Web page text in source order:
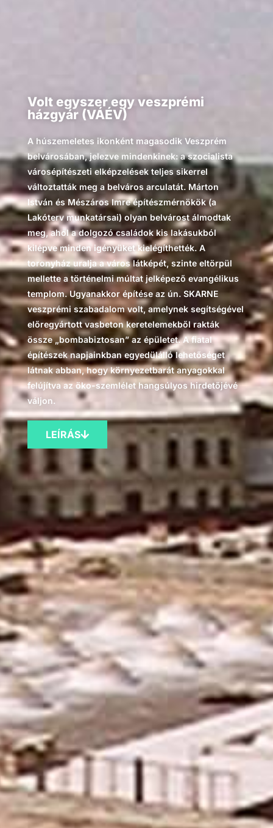
Volt egyszer egy veszprémi
házgyár (VÁÉV)
A húszemeletes ikonként magasodik Veszprém
belvárosában, jelezve mindenkinek: a szocialista
városépítészeti elképzelések teljes sikerrel
változtatták meg a belváros arculatát. Márton
István és Mészáros Imre építészmérnökök (a
Lakóterv munkatársai) olyan belvárost álmodtak
meg, ahol a dolgozó családok kis lakásukból
kilépve minden igényüket kielégíthették. A
toronyház uralja a város látképét, szinte eltörpül
mellette a történelmi múltat jelképező evangélikus
templom. Ugyanakkor építése az ún. SKARNE
veszprémi szabadalom volt, amelynek segítségével
előregyártott vasbeton keretelemekből rakták
össze „bombabiztosan” az épületet. A fiatal
építészek napjainkban egyedülálló lehetőséget
látnak abban, hogy környezetbarát anyagokkal
felújítva az öko-szemlélet hangsúlyos hirdetőjévé
váljon.
LEÍRÁS